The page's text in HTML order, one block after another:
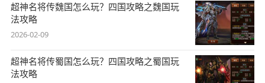
超神名将传魏国怎么玩？四国攻略之魏国玩
法攻略
2026-02-09
超神名将传蜀国怎么玩？四国攻略之蜀国玩
法攻略